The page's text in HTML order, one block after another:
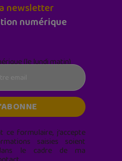
newsletter
numérique
(le lundi matin)
ce formulaire, j’accepte
saisies soient
le cadre de ma